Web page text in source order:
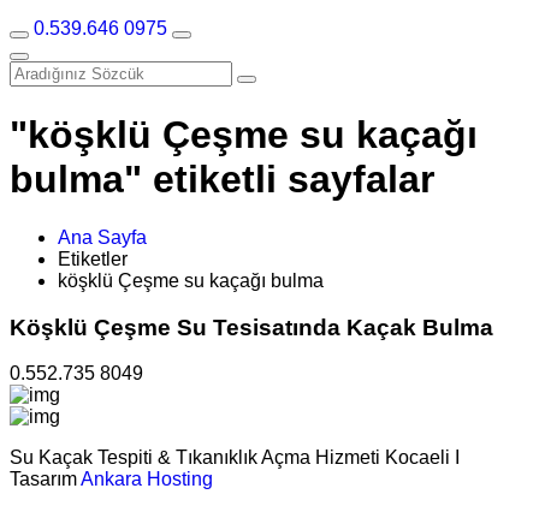
0.539.646 0975
"köşklü Çeşme su kaçağı
bulma" etiketli sayfalar
Ana Sayfa
Etiketler
köşklü Çeşme su kaçağı bulma
Köşklü Çeşme Su Tesisatında Kaçak Bulma
0.552.735 8049
Su Kaçak Tespiti & Tıkanıklık Açma Hizmeti Kocaeli I
TasarımAnkara Hosting